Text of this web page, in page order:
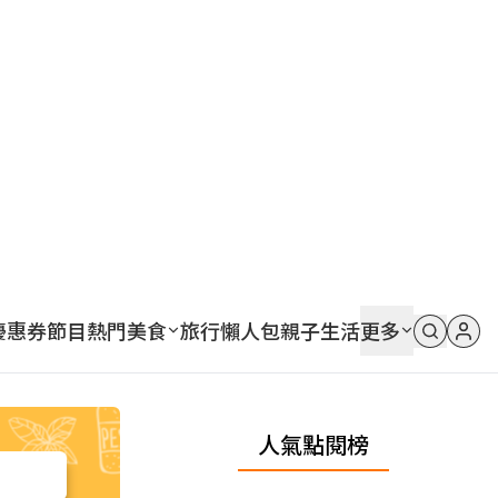
惠券節目熱門美食 旅行懶人包親子生活更多
人氣點閱榜